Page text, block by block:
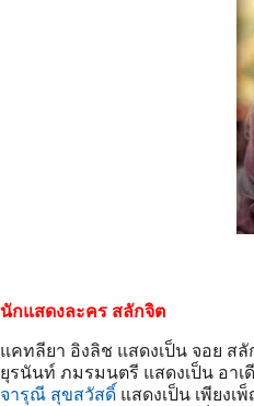
นักแสดงละคร สลักจิต
แคทลียา อิงลิช แสดงเป็น จอย สลั
ยุรนันท์ ภมรมนตรี แสดงเป็น อาเ
จารุณี สุขสวัสดิ์ แสดงเป็น เพียงเ